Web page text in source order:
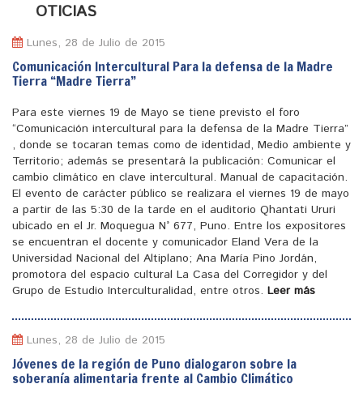
"Maestría en Religiones y culturas Andinas"
OTICIAS
Lunes, 28 de Julio de 2015
Comunicación Intercultural Para la defensa de la Madre
Tierra “Madre Tierra”
Para este viernes 19 de Mayo se tiene previsto el foro
“Comunicación intercultural para la defensa de la Madre Tierra”
, donde se tocaran temas como de identidad, Medio ambiente y
Territorio; además se presentará la publicación: Comunicar el
cambio climático en clave intercultural. Manual de capacitación.
El evento de carácter público se realizara el viernes 19 de mayo
a partir de las 5:30 de la tarde en el auditorio Qhantati Ururi
ubicado en el Jr. Moquegua N° 677, Puno. Entre los expositores
se encuentran el docente y comunicador Eland Vera de la
Universidad Nacional del Altiplano; Ana María Pino Jordán,
promotora del espacio cultural La Casa del Corregidor y del
Grupo de Estudio Interculturalidad, entre otros. Leer más
Lunes, 28 de Julio de 2015
Jóvenes de la región de Puno dialogaron sobre la
soberanía alimentaria frente al Cambio Climático